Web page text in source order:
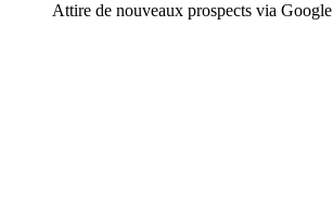
Attire de nouveaux prospects via Google